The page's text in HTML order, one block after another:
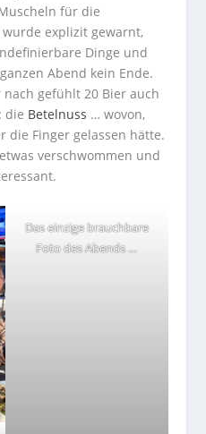
für die
wurde explizit gewarnt,
Dinge und
Abend kein Ende.
gefühlt 20 Bier auch
die Betelnuss … wovon,
die Finger gelassen hätte.
verschwommen und
Das einzige brauchbare
Foto des Abends …